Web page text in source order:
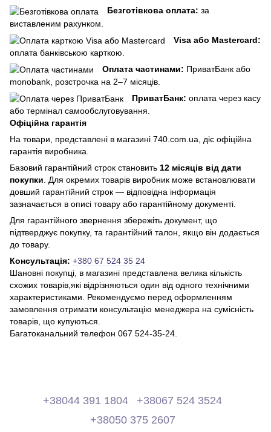
Безготівкова оплата: за
виставленим рахунком.
Visa або Mastercard:
оплата банківською карткою.
Оплата частинами: ПриватБанк або
monobank, розстрочка на 2–7 місяців.
ПриватБанк: оплата через касу
або термінал самообслуговування.
Офіційна гарантія
На товари, представлені в магазині 740.com.ua, діє офіційна
гарантія виробника.
Базовий гарантійний строк становить 12 місяців від дати
покупки. Для окремих товарів виробник може встановлювати
довший гарантійний строк — відповідна інформація
зазначається в описі товару або гарантійному документі.
Для гарантійного звернення збережіть документ, що
підтверджує покупку, та гарантійний талон, якщо він додається
до товару.
Консультація: +380 67 524 35 24
Шановні покупці, в магазині представлена ​​велика кількість
схожих товарів,які відрізняються один від одного технічними
характеристиками. Рекомендуємо перед оформленням
замовлення отримати консультацію менеджера на сумісність
товарів, що купуються.
Багатоканальний телефон 067 524-35-24.
+38044 391 1804
+38067 524 3524
+38050 375 2607